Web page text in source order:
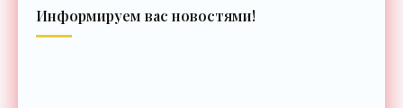
Информируем вас новостями!